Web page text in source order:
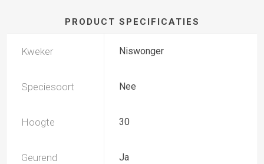
PRODUCT SPECIFICATIES
Kweker Niswonger
Speciesoort Nee
Hoogte 30
Geurend Ja